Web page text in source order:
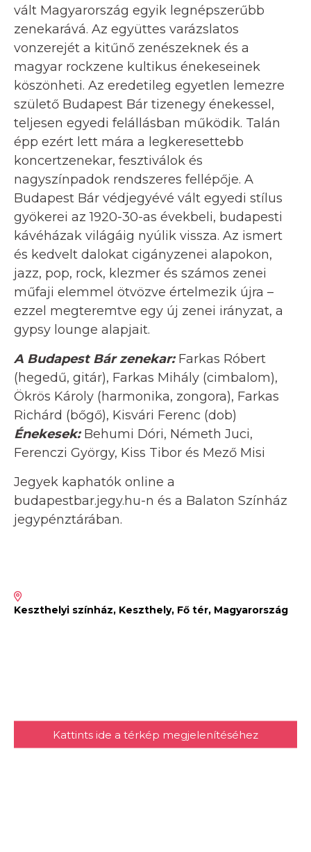
vált Magyarország egyik legnépszerűbb
zenekarává. Az együttes varázslatos
vonzerejét a kitűnő zenészeknek és a
magyar rockzene kultikus énekeseinek
köszönheti. Az eredetileg egyetlen lemezre
születő Budapest Bár tizenegy énekessel,
teljesen egyedi felállásban működik. Talán
épp ezért lett mára a legkeresettebb
koncertzenekar, fesztiválok és
nagyszínpadok rendszeres fellépője. A
Budapest Bár védjegyévé vált egyedi stílus
gyökerei az 1920-30-as évekbeli, budapesti
kávéházak világáig nyúlik vissza. Az ismert
és kedvelt dalokat cigányzenei alapokon,
jazz, pop, rock, klezmer és számos zenei
műfaji elemmel ötvözve értelmezik újra –
ezzel megteremtve egy új zenei irányzat, a
gypsy lounge alapjait.
A Budapest Bár zenekar: Farkas Róbert
(hegedű, gitár), Farkas Mihály (cimbalom),
Ökrös Károly (harmonika, zongora), Farkas
Richárd (bőgő), Kisvári Ferenc (dob)
Énekesek:Behumi Dóri, Németh Juci,
Ferenczi György, Kiss Tibor és Mező Misi
Jegyek kaphatók online a
budapestbar.jegy.hu-n és a Balaton Színház
jegypénztárában.
Keszthelyi színház, Keszthely, Fő tér, Magyarország
Kattints ide a térkép megjelenítéséhez